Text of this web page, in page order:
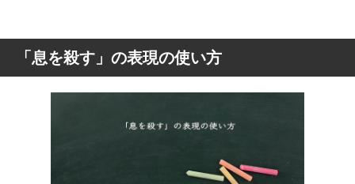
「息を殺す」の表現の使い方